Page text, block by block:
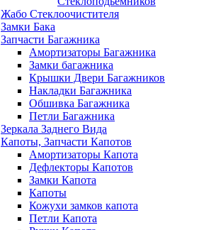
Жабо Стеклоочистителя
Замки Бака
Запчасти Багажника
Амортизаторы Багажника
Замки багажника
Крышки Двери Багажников
Накладки Багажника
Обшивка Багажника
Петли Багажника
Зеркала Заднего Вида
Капоты, Запчасти Капотов
Амортизаторы Капота
Дефлекторы Капотов
Замки Капота
Капоты
Кожухи замков капота
Петли Капота